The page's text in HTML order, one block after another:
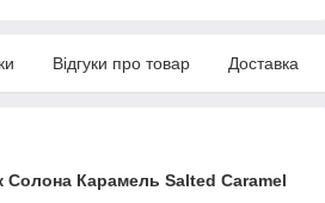
Відгуки про товар Доставка
Солона Карамель Salted Caramel